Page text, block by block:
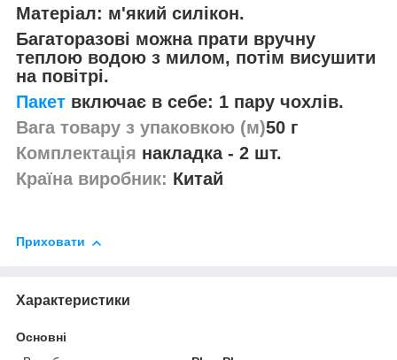
Матеріал: м'який силікон.
Багаторазові можна прати вручну
теплою водою з милом, потім висушити
на повітрі.
Пакет включає в себе: 1 пару чохлів.
Вага товару з упаковкою (м)50 г
Комплектація накладка - 2 шт.
Країна виробник: Китай
Приховати
Характеристики
Основні